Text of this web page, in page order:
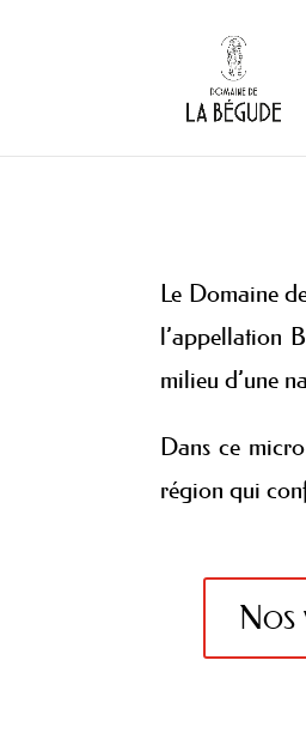
Le Domaine
l’appellation
milieu d’une
Dans ce
région qui
Nos